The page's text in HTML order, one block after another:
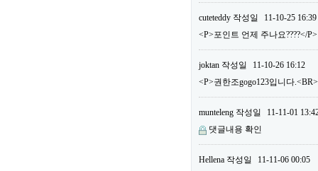
cuteteddy 작성일
11-10-25 16:39
<P>포인트 언제 주나요????</P>
joktan 작성일
11-10-26 16:12
<P>권한조gogo123입니다
munteleng 작성일
11-11-01
댓글내용 확인
Hellena 작성일
11-11-06 00:05